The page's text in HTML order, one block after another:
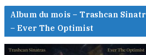
Album du mois – Trashcan
– Ever The Optimist